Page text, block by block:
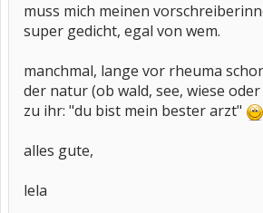
muss mich meinen
super gedicht, egal von wem.
manchmal, lange vor rheuma
der natur (ob wald, see, wiese
zu ihr: "du bist mein bester arzt"
alles gute,
lela